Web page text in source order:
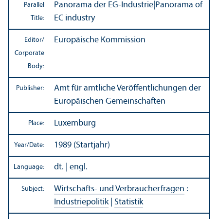
Parallel
Title:
Panorama der EG-Industrie Panorama of
EC industry
Editor/
Corporate
Body:
Europäische Kommission
Publisher:
Amt für amtliche Veröffentlichungen der
Europäischen Gemeinschaften
Place: Luxemburg
Year/Date: 1989 (Startjahr)
Language: dt. | engl.
Subject: Wirtschafts- und Verbraucherfragen :
Industriepolitik| Statistik